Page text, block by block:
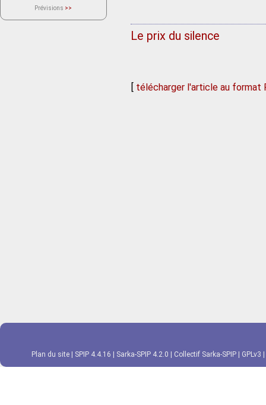
Le prix du silence
[ télécharger l'article au format
Prévisions >>
actuellement aucune prévision
Plan du site SPIP 4.4.16 Sarka-SPIP 4.2.0 Collectif Sarka-SPIP GPLv3